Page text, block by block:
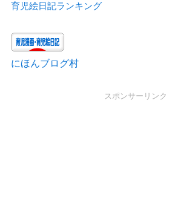
育児絵日記ランキング
にほんブログ村
スポンサーリンク